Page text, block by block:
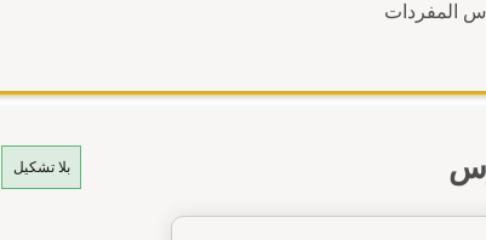
المفردات
بلا تشكيل